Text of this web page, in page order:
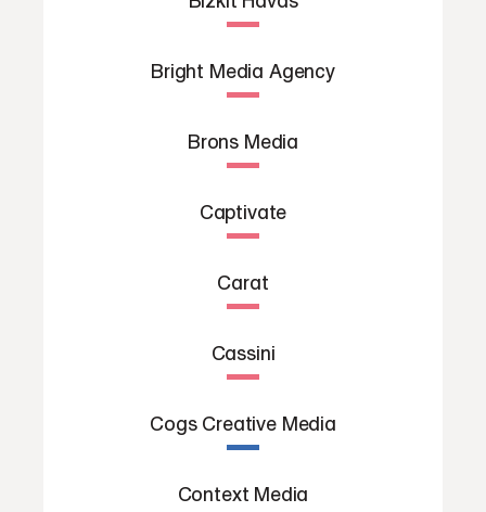
Bright Media Agency
Brons Media
Captivate
Carat
Cassini
Cogs Creative Media
Context Media